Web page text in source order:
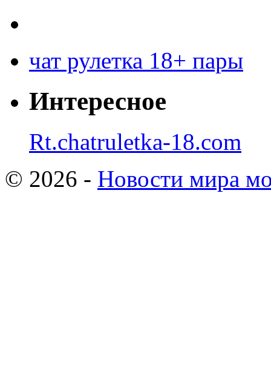
чат рулетка 18+ пары
Интересное
Rt.chatruletka-18.com
© 2026 - Новости мира